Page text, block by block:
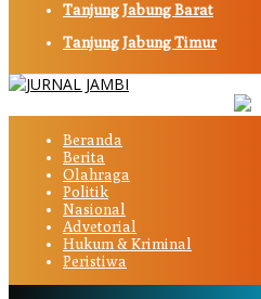
Tanjung Jabung Barat
Tanjung Jabung Timur
Beranda
Berita
Olahraga
Politik
Nasional
Advetorial
Hukum & Kriminal
Peristiwa